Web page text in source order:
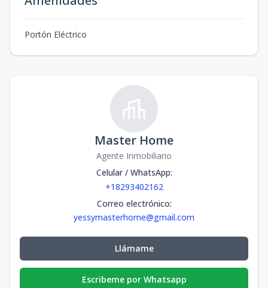
Portón Eléctrico
Master Home
Agente Inmobiliario
Celular / WhatsApp:
+18293402162
Correo electrónico:
yessymasterhome@gmail.com
Llámame
Escribeme por Whatsapp